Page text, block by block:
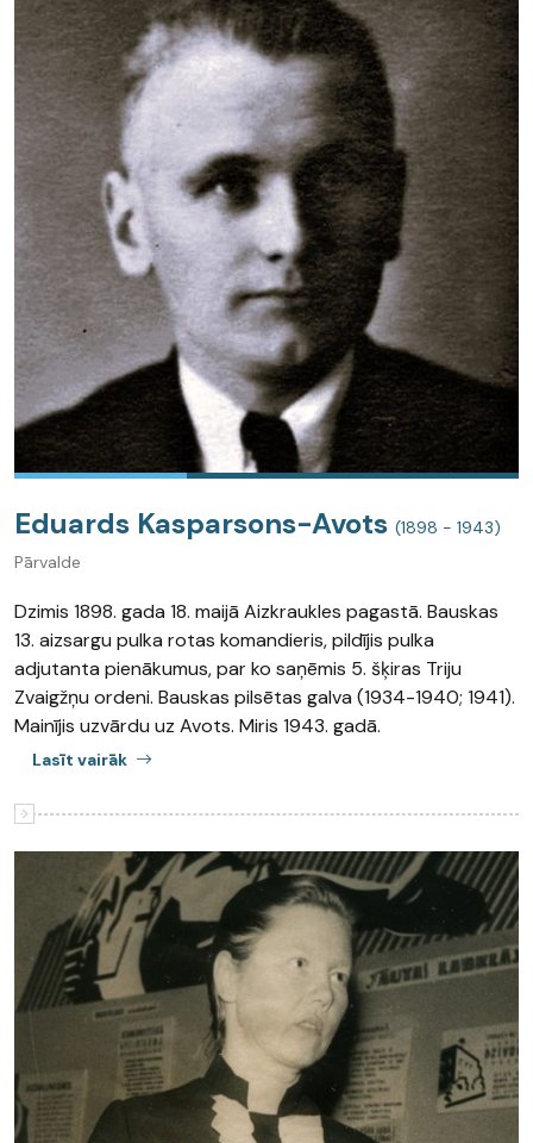
Eduards Kasparsons-Avots (1898 - 1943)
Pārvalde
Dzimis 1898. gada 18. maijā Aizkraukles pagastā. Bauskas
13. aizsargu pulka rotas komandieris, pildījis pulka
adjutanta pienākumus, par ko saņēmis 5. šķiras Triju
Zvaigžņu ordeni. Bauskas pilsētas galva (1934-1940; 1941).
Mainījis uzvārdu uz Avots. Miris 1943. gadā.
Lasīt vairāk